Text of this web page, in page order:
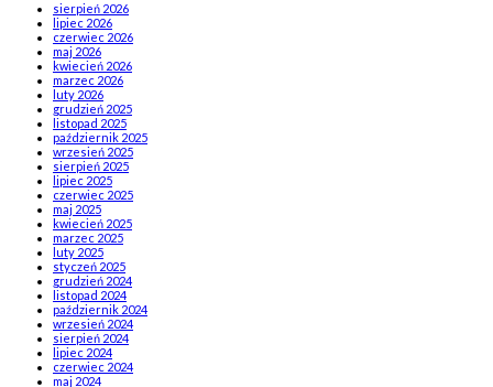
sierpień 2026
lipiec 2026
czerwiec 2026
maj 2026
kwiecień 2026
marzec 2026
luty 2026
grudzień 2025
listopad 2025
październik 2025
wrzesień 2025
sierpień 2025
lipiec 2025
czerwiec 2025
maj 2025
kwiecień 2025
marzec 2025
luty 2025
styczeń 2025
grudzień 2024
listopad 2024
październik 2024
wrzesień 2024
sierpień 2024
lipiec 2024
czerwiec 2024
maj 2024